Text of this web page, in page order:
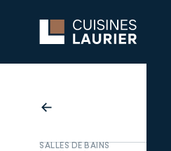
SALLES DE BAINS